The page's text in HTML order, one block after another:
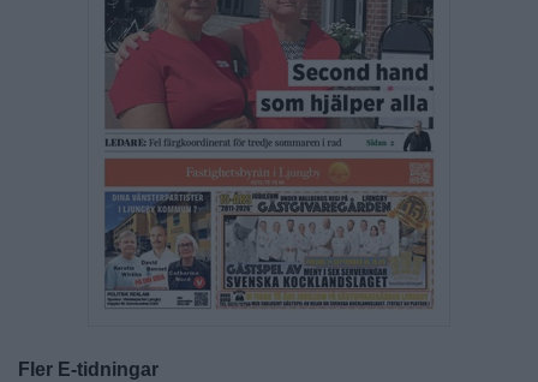
Fler E-tidningar